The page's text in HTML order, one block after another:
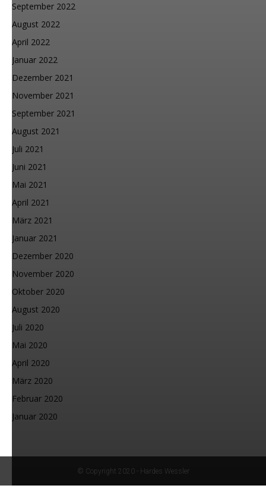
September 2022
August 2022
April 2022
Januar 2022
Dezember 2021
November 2021
September 2021
August 2021
Juli 2021
Juni 2021
Mai 2021
April 2021
März 2021
Januar 2021
Dezember 2020
November 2020
Oktober 2020
August 2020
Juli 2020
Mai 2020
April 2020
März 2020
Februar 2020
Januar 2020
© Copyright 2020 - Hardes Wessler